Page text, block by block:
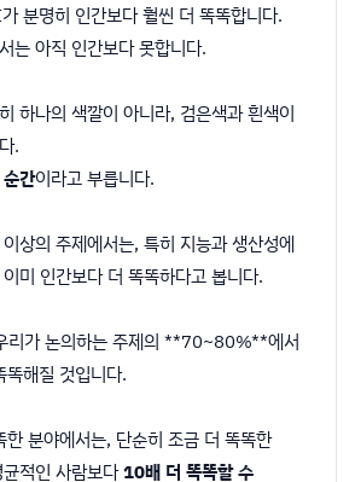
분명히 인간보다 훨씬 더 똑똑합니다.
는 아직 인간보다 못합니다.
하나의 색깔이 아니라, 검은색과 흰색이
.
간이라고 부릅니다.
상의 주제에서는, 특히 지능과 생산성에
미 인간보다 더 똑똑하다고 봅니다.
리가 논의하는 주제의 **70~80%**에서
해질 것입니다.
분야에서는, 단순히 조금 더 똑똑한
적인 사람보다10배 더 똑똑할 수